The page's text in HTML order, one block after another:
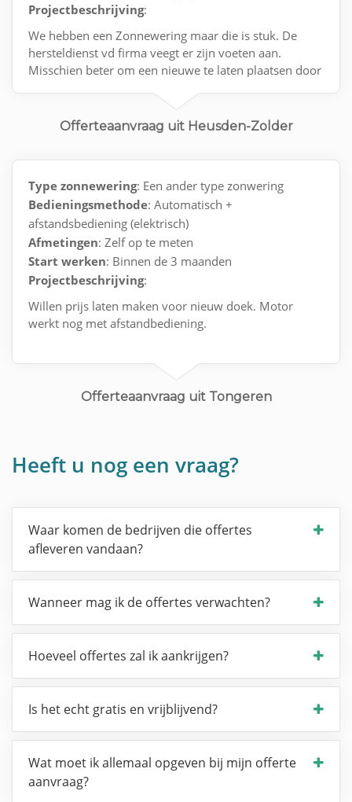
Projectbeschrijving:
We hebben een Zonnewering maar die is stuk. De
hersteldienst vd firma veegt er zijn voeten aan.
Misschien beter om een nieuwe te laten plaatsen door
Offerteaanvraag uit Heusden-Zolder
Type zonnewering: Een ander type zonwering
Bedieningsmethode: Automatisch +
afstandsbediening (elektrisch)
Afmetingen: Zelf op te meten
Start werken: Binnen de 3 maanden
Projectbeschrijving:
Willen prijs laten maken voor nieuw doek. Motor
werkt nog met afstandbediening.
Offerteaanvraag uit Tongeren
Heeft u nog een vraag?
Waar komen de bedrijven die offertes
afleveren vandaan?
Wanneer mag ik de offertes verwachten?
Hoeveel offertes zal ik aankrijgen?
Is het echt gratis en vrijblijvend?
Wat moet ik allemaal opgeven bij mijn offerte
aanvraag?